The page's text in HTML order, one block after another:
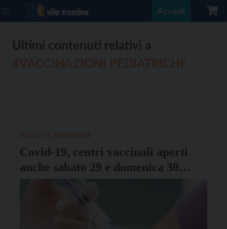
Accedi
Ultimi contenuti relativi a
Covid-19, centri vaccinali aperti
anche sabato 29 e domenica 30
gennaio